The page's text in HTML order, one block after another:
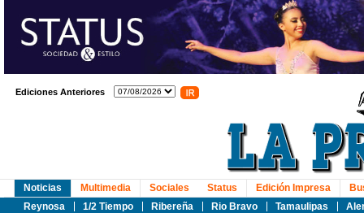
Ediciones Anteriores
Noticias
Reynosa
1/2 Tiempo Ribereña Rio Bravo Tamaulipas
Multimedia Sociales Status Edición Impresa